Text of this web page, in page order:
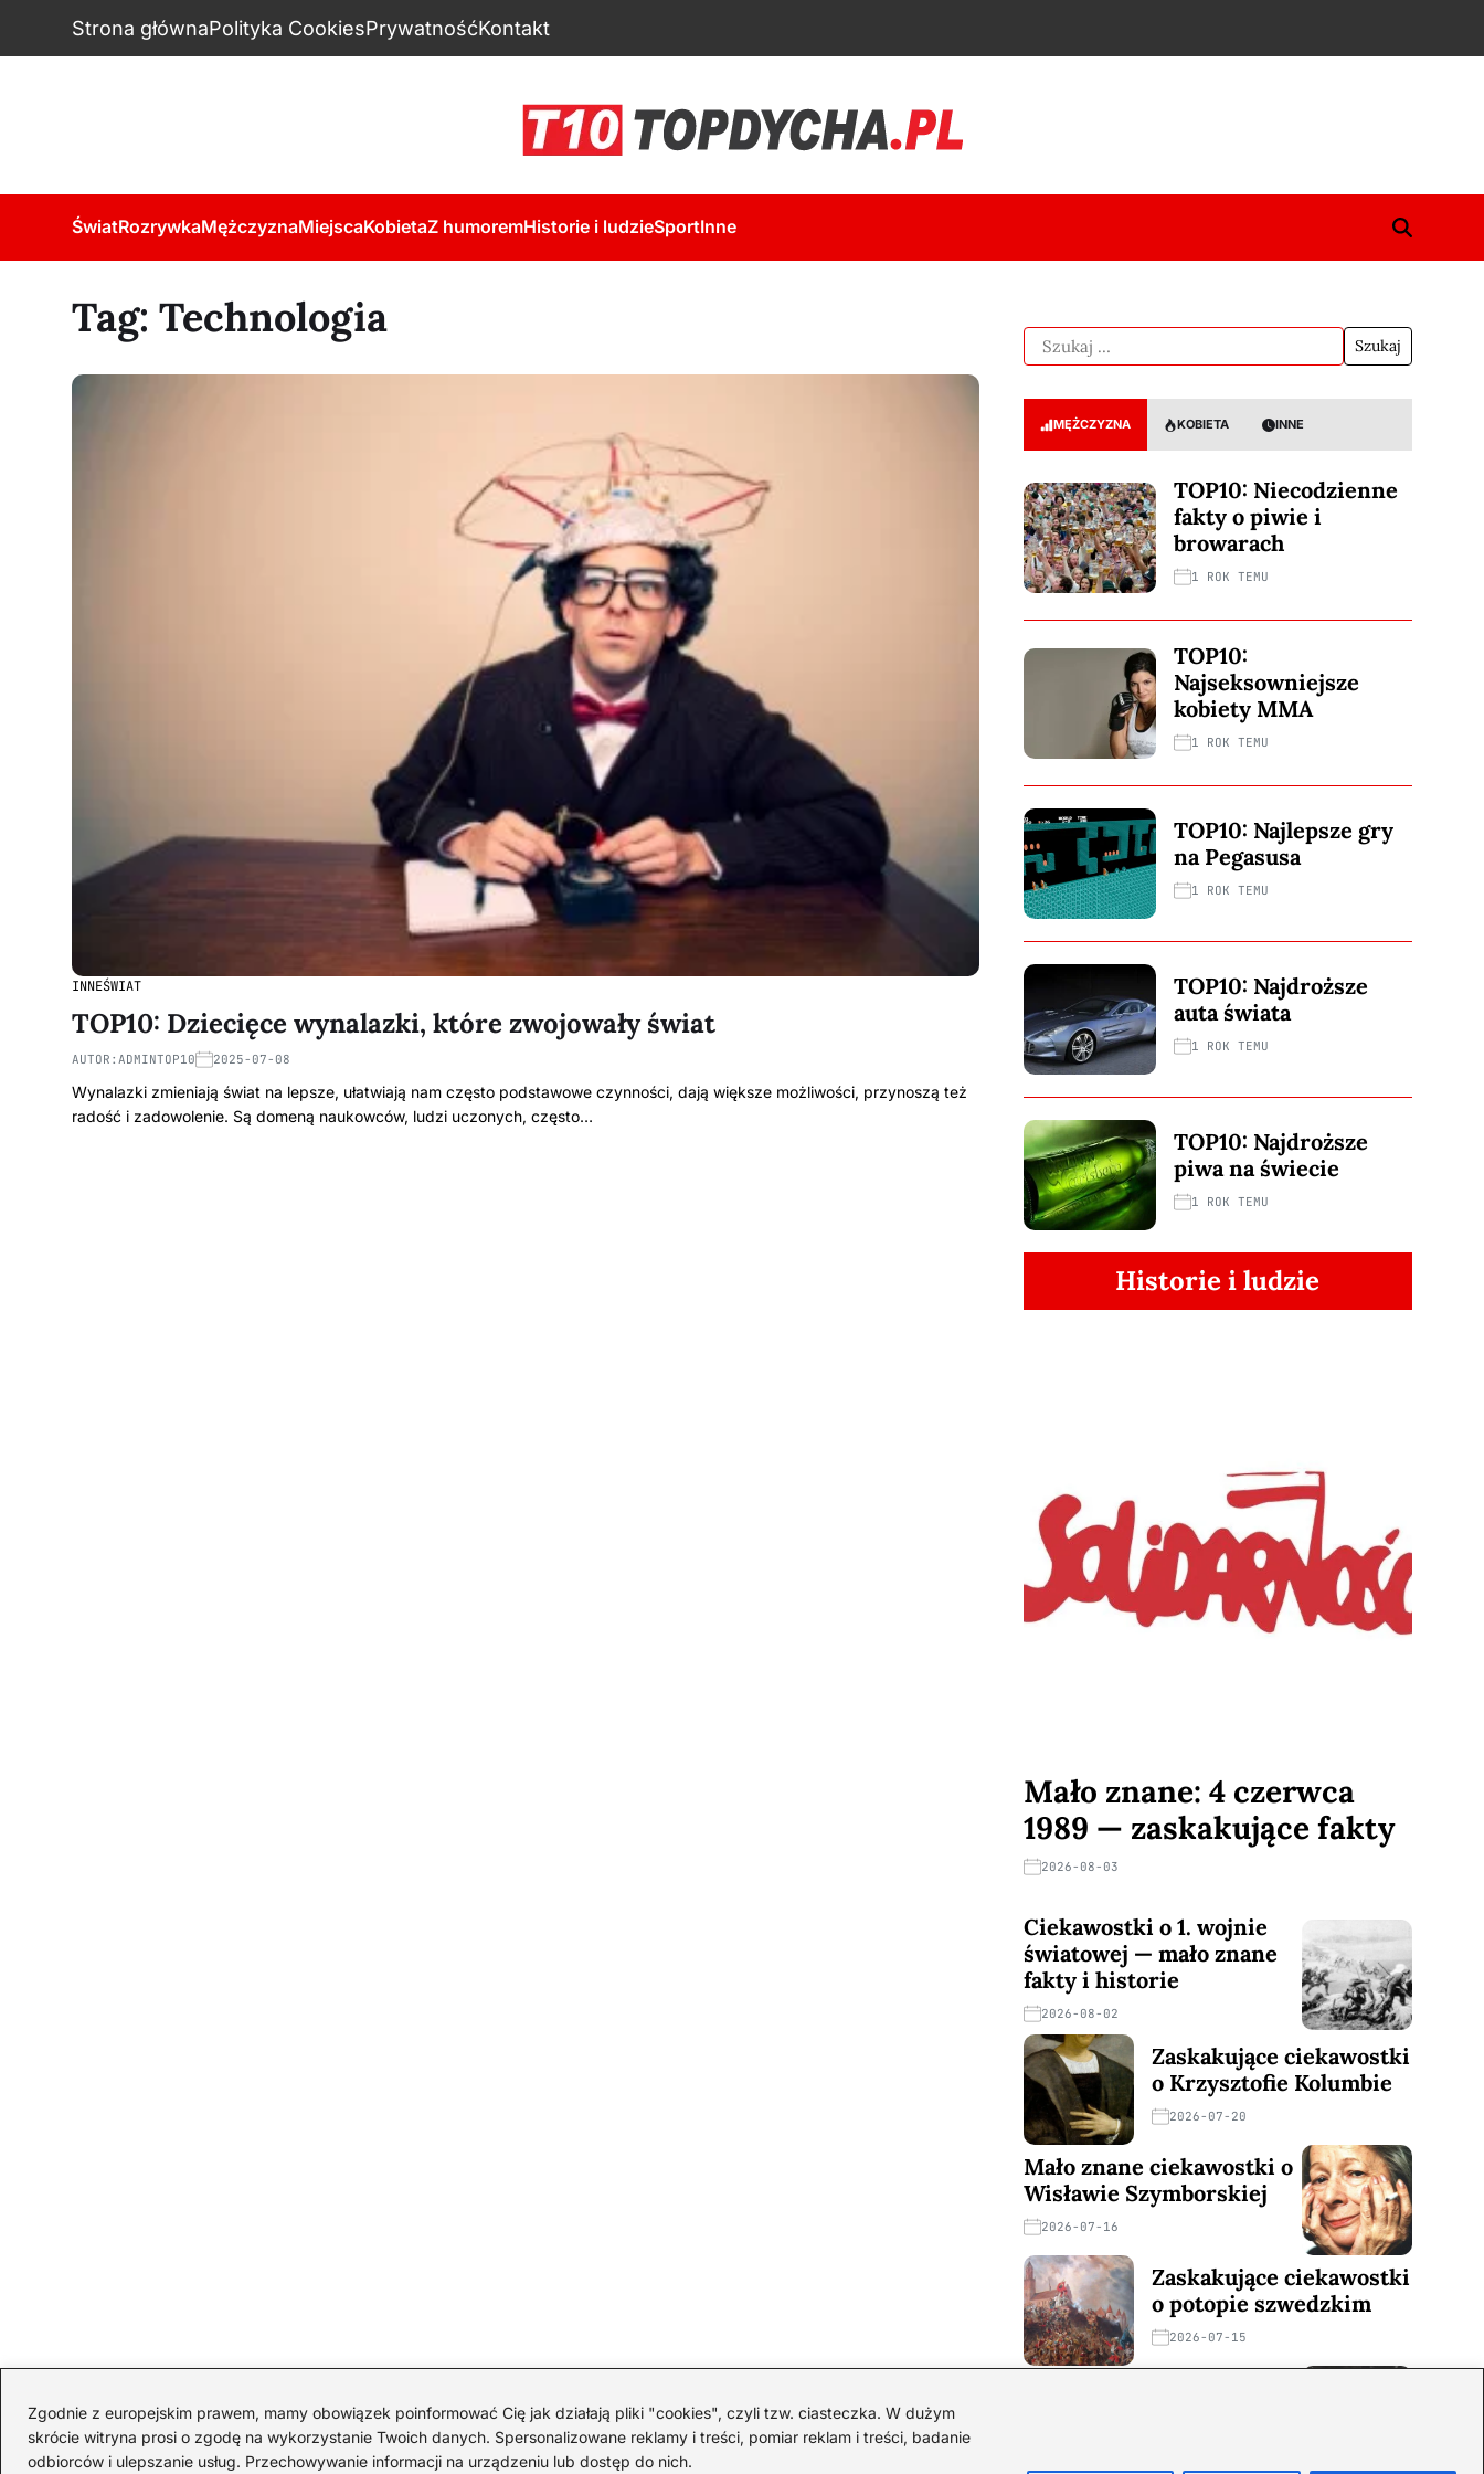
Zgodnie z europejskim prawem, mamy obowiązek poinformować Cię jak działają pliki "cookies", czyli tzw. ciasteczka. W dużym
skrócie witryna prosi o zgodę na wykorzystanie Twoich danych. Spersonalizowane reklamy i treści, pomiar reklam i treści, badanie
odbiorców i ulepszanie usług. Przechowywanie informacji na urządzeniu lub dostęp do nich.
Strona głównaPolityka CookiesPrywatnośćKontakt
ŚwiatRozrywkaMężczyznaMiejscaKobietaZ humoremHistorie i ludzieSportInne
Tag: Technologia
INNEŚWIAT
TOP10: Dziecięce wynalazki, które zwojowały świat
AUTOR: ADMINTOP10 2025-07-08
Wynalazki zmieniają świat na lepsze, ułatwiają nam często podstawowe czynności, dają większe możliwości, przynoszą też
radość i zadowolenie. Są domeną naukowców, ludzi uczonych, często…
MĘŻCZYZNA KOBIETA INNE
TOP10: Niecodzienne
fakty o piwie i
browarach
1 ROK TEMU
TOP10:
Najseksowniejsze
kobiety MMA
1 ROK TEMU
TOP10: Najlepsze gry
na Pegasusa
1 ROK TEMU
TOP10: Najdroższe
auta świata
1 ROK TEMU
TOP10: Najdroższe
piwa na świecie
1 ROK TEMU
Historie i ludzie
Mało znane: 4 czerwca
1989 — zaskakujące fakty
2026-08-03
Ciekawostki o 1. wojnie
światowej — mało znane
fakty i historie
2026-08-02
Zaskakujące ciekawostki
o Krzysztofie Kolumbie
2026-07-20
Mało znane ciekawostki o
Wisławie Szymborskiej
2026-07-16
Zaskakujące ciekawostki
o potopie szwedzkim
2026-07-15